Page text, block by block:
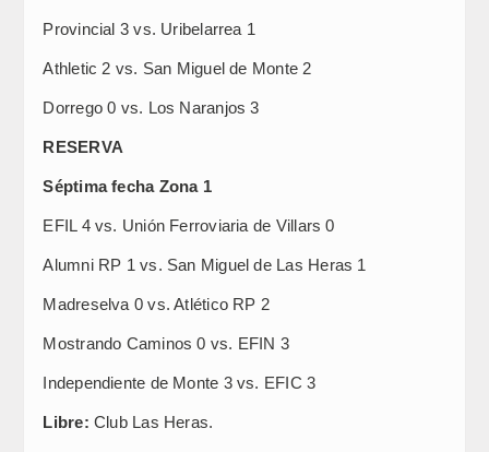
Provincial 3 vs. Uribelarrea 1
Athletic 2 vs. San Miguel de Monte 2
Dorrego 0 vs. Los Naranjos 3
RESERVA
Séptima fecha Zona 1
EFIL 4 vs. Unión Ferroviaria de Villars 0
Alumni RP 1 vs. San Miguel de Las Heras 1
Madreselva 0 vs. Atlético RP 2
Mostrando Caminos 0 vs. EFIN 3
Independiente de Monte 3 vs. EFIC 3
Libre: Club Las Heras.